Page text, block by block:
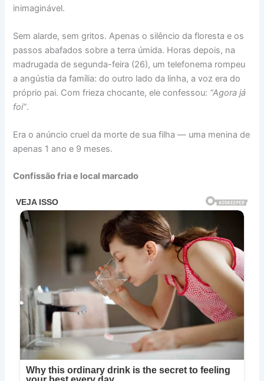
inimaginável.
Sem alarde, sem gritos. Apenas o silêncio da floresta e os
passos abafados sobre a terra úmida. Horas depois, na
madrugada de segunda-feira (26), um telefonema rompeu
a angústia da família: do outro lado da linha, a voz era do
próprio pai. Com frieza chocante, ele confessou: “Agora já
foi”.
Era o anúncio cruel da morte de sua filha — uma menina de
apenas 1 ano e 9 meses.
Confissão fria e local marcado